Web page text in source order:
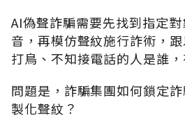
AI偽聲詐騙需要先找到指定
音，再模仿聲紋施行詐術，
打鳥、不知接電話的人是誰，
問題是，詐騙集團如何鎖定
製化聲紋？